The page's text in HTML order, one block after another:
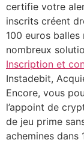
certifie votre
inscrits créent
100 euros
nombreux
Inscription et
Instadebit,
Encore, vous
l’appoint de
de jeu prime
achemines dans